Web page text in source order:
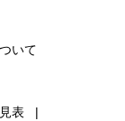
いて
表